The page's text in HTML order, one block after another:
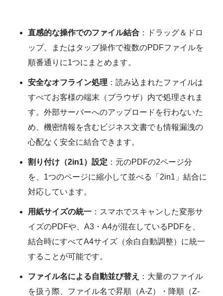
直感的な操作でのファイル結合 ：ドラッグ＆ドロ
ップ、またはタップ操作で複数のPDFファイルを
順番通りに1つにまとめます。
安全なオフライン処理 ：読み込まれたファイルは
すべてお客様の端末（ブラウザ）内で処理されま
す。外部サーバーへのアップロードを行わないた
め、機密情報を含むビジネス文書でも情報漏洩の
心配なく安全に結合できます。
割り付け（2in1）設定 ：元のPDFの2ページ分
を、1つのページに縮小して並べる「2in1」結合に
対応しています。
用紙サイズの統一 ：スマホでスキャンした変形サ
イズのPDFや、A3・A4が混在しているPDFを、
結合時にすべてA4サイズ（余白自動調整）に統一
することが可能です。
ファイル名による自動並び替え
：大量のファイル
を扱う際、ファイル名で昇順（A-Z）・降順（Z-